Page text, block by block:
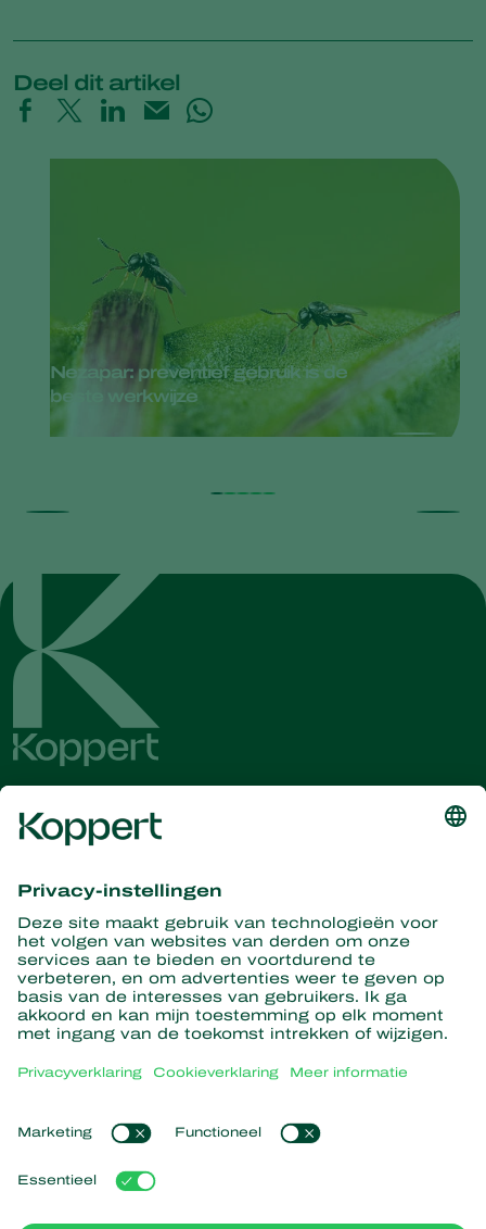
Deel dit artikel
Nezapar: preventief gebruik is de
beste werkwijze
Ontvang het laatste nieuws en
informatie
Hier aanmelden
Partners with Nature
Roofmijten
Roofinsecten
Nuttige nematoden
Gewasbescherming
Over Koppert
Nieuws en informatie
Duurzaamheid
Werken bij Koppert
Contact
Populaire links
Ervaringen van klanten
Koppert Global